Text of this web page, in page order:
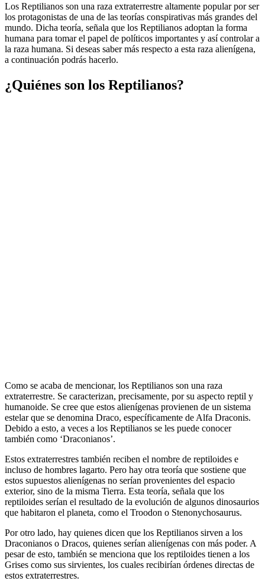
Los Reptilianos son una raza extraterrestre altamente popular por ser
los protagonistas de una de las teorías conspirativas más grandes del
mundo. Dicha teoría, señala que los Reptilianos adoptan la forma
humana para tomar el papel de políticos importantes y así controlar a
la raza humana. Si deseas saber más respecto a esta raza alienígena,
a continuación podrás hacerlo.
¿Quiénes son los Reptilianos?
Como se acaba de mencionar, los Reptilianos son una raza
extraterrestre. Se caracterizan, precisamente, por su aspecto reptil y
humanoide. Se cree que estos alienígenas provienen de un sistema
estelar que se denomina Draco, específicamente de Alfa Draconis.
Debido a esto, a veces a los Reptilianos se les puede conocer
también como ‘Draconianos’.
Estos extraterrestres también reciben el nombre de reptiloides e
incluso de hombres lagarto. Pero hay otra teoría que sostiene que
estos supuestos alienígenas no serían provenientes del espacio
exterior, sino de la misma Tierra. Esta teoría, señala que los
reptiloides serían el resultado de la evolución de algunos dinosaurios
que habitaron el planeta, como el Troodon o Stenonychosaurus.
Por otro lado, hay quienes dicen que los Reptilianos sirven a los
Draconianos o Dracos, quienes serían alienígenas con más poder. A
pesar de esto, también se menciona que los reptiloides tienen a los
Grises como sus sirvientes, los cuales recibirían órdenes directas de
estos extraterrestres.